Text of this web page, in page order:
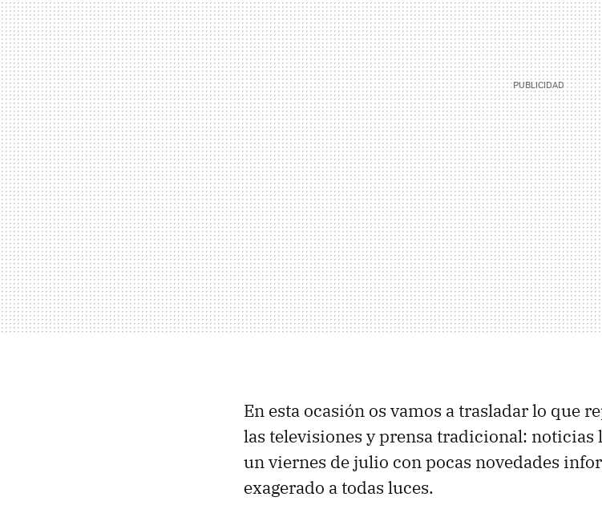
En esta ocasión os vamos a trasladar lo que
las televisiones y prensa tradicional: noticias
un viernes de julio con pocas novedades
exagerado a todas luces.